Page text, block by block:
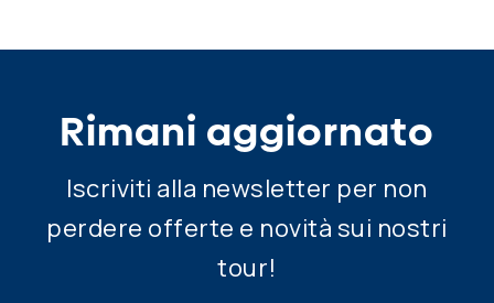
Rimani aggiornato
Iscriviti alla newsletter per non
perdere offerte e novità sui nostri
tour!